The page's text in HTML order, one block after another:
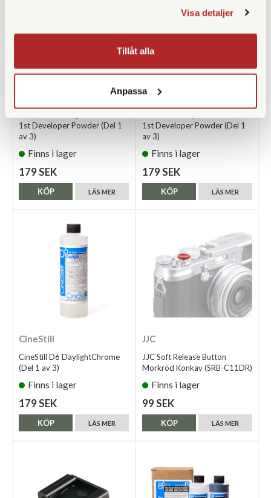
Visa detaljer
Tillåt alla
Anpassa
1st Developer Powder (Del 1
av 3)
Finns i lager
179 SEK
LÄS MER
KÖP
CineStill
1st Developer Powder (Del 1
av 3)
Finns i lager
179 SEK
LÄS MER
KÖP
CineStill
CineStill D6 DaylightChrome
(Del 1 av 3)
Finns i lager
179 SEK
LÄS MER
KÖP
JJC
JJC Soft Release Button
Mörkröd Konkav (SRB-C11DR)
Finns i lager
99 SEK
LÄS MER
KÖP